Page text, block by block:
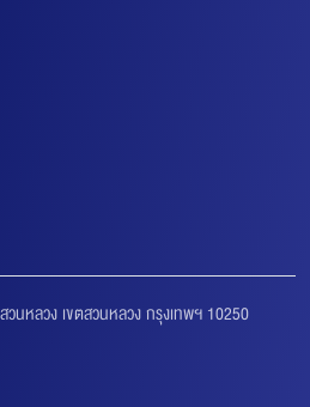
นหลวง เขตสวนหลวง กรุงเทพฯ 10250